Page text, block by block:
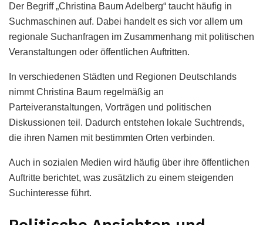
Der Begriff „Christina Baum Adelberg“ taucht häufig in
Suchmaschinen auf. Dabei handelt es sich vor allem um
regionale Suchanfragen im Zusammenhang mit politischen
Veranstaltungen oder öffentlichen Auftritten.
In verschiedenen Städten und Regionen Deutschlands
nimmt Christina Baum regelmäßig an
Parteiveranstaltungen, Vorträgen und politischen
Diskussionen teil. Dadurch entstehen lokale Suchtrends,
die ihren Namen mit bestimmten Orten verbinden.
Auch in sozialen Medien wird häufig über ihre öffentlichen
Auftritte berichtet, was zusätzlich zu einem steigenden
Suchinteresse führt.